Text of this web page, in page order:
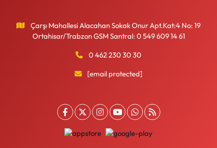
Çarşı Mahallesi Alacahan Sokak Onur Apt.Kat:4 No: 19
Ortahisar/Trabzon GSM Santral: 0 549 609 14 61
0 462 230 30 30
[email protected]